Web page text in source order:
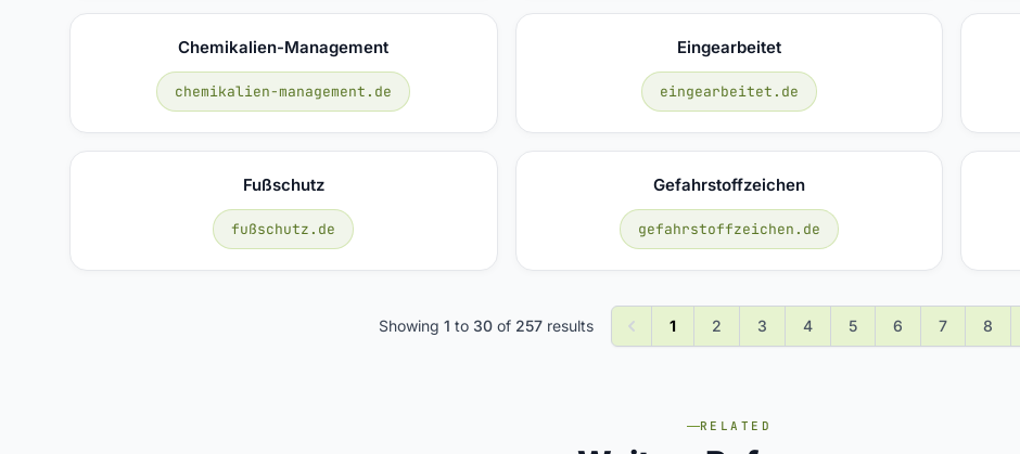
Chemikalien-Management
chemikalien-management.de
Eingearbeitet
eingearbeitet.de
Fußschutz
fußschutz.de
Gefahrstoffzeichen
gefahrstoffzeichen.de
Showing 1 to 30 of 257 results 1 2 3 4 5 6 7 8
RELATED